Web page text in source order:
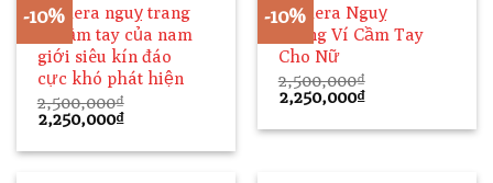
-10%
Camera nguỵ trang
ví cầm tay của nam
giới siêu kín đáo
cực khó phát hiện
2,500,000₫
Giá
gốc
là:
2,250,000₫Giá
tại
-10%
Camera Nguỵ
Trang Ví Cầm Tay
Cho Nữ
2,500,000₫
Giá
gốc
là:
2,250,000₫Giá
tại